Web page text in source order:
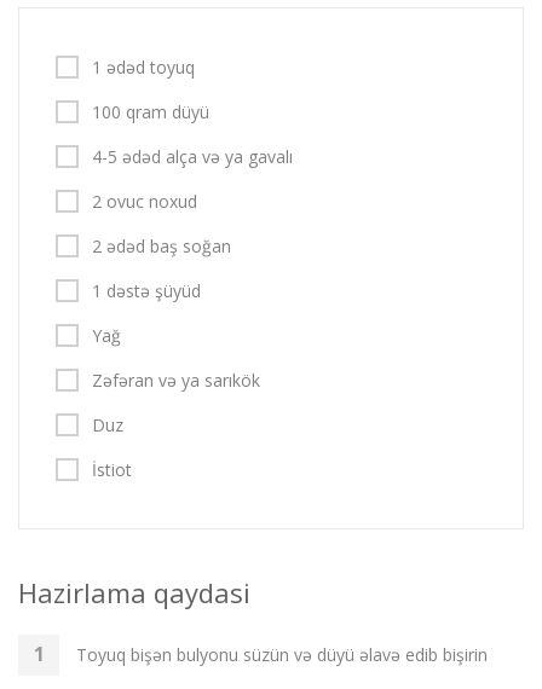
1 ədəd toyuq
100 qram düyü
4-5 ədəd alça və ya gavalı
2 ovuc noxud
2 ədəd baş soğan
1 dəstə şüyüd
Yağ
Zəfəran və ya sarıkök
Duz
İstiot
Hazirlama qaydasi
Toyuq bişən bulyonu süzün və düyü əlavə edib bişirin